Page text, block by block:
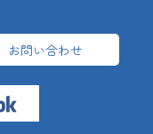
お問い合わせ